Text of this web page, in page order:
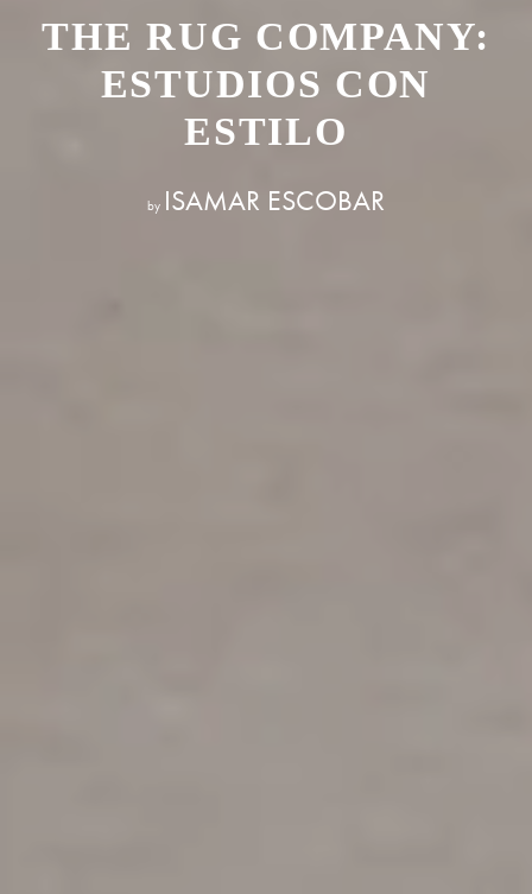
THE RUG COMPANY:
ESTUDIOS CON
ESTILO
by ISAMAR ESCOBAR